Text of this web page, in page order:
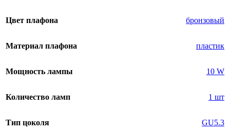
Цвет плафона бронзовый
Материал плафона пластик
Мощность лампы 10 W
Количество ламп 1 шт
Тип цоколя GU5.3